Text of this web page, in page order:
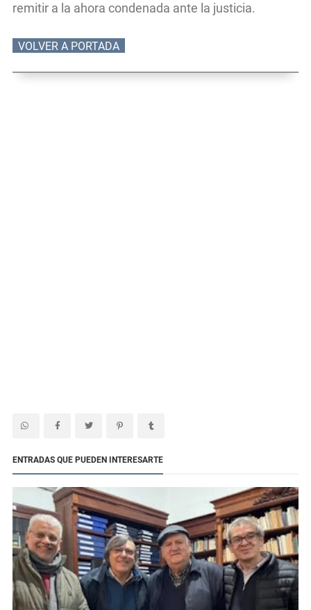
remitir a la ahora condenada ante la justicia.
VOLVER A PORTADA
ENTRADAS QUE PUEDEN INTERESARTE